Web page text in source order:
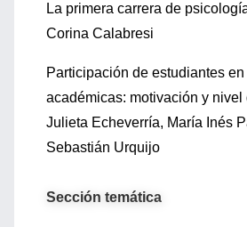
La primera carrera de
Corina Calabresi
Participación de estudiantes
académicas: motivación y nivel
Julieta Echeverría, María Inés
Sebastián Urquijo
Sección temática